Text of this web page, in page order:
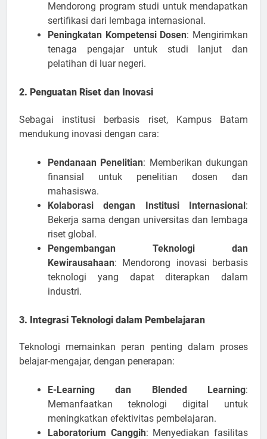
Mendorong program studi untuk mendapatkan
sertifikasi dari lembaga internasional.
Peningkatan Kompetensi Dosen: Mengirimkan
tenaga pengajar untuk studi lanjut dan
pelatihan di luar negeri.
2. Penguatan Riset dan Inovasi
Sebagai institusi berbasis riset, Kampus Batam
mendukung inovasi dengan cara:
Pendanaan Penelitian: Memberikan dukungan
finansial untuk penelitian dosen dan
mahasiswa.
Kolaborasi dengan Institusi Internasional:
Bekerja sama dengan universitas dan lembaga
riset global.
Pengembangan Teknologi dan
Kewirausahaan: Mendorong inovasi berbasis
teknologi yang dapat diterapkan dalam
industri.
3. Integrasi Teknologi dalam Pembelajaran
Teknologi memainkan peran penting dalam proses
belajar-mengajar, dengan penerapan:
E-Learning dan Blended Learning:
Memanfaatkan teknologi digital untuk
meningkatkan efektivitas pembelajaran.
Laboratorium Canggih: Menyediakan fasilitas